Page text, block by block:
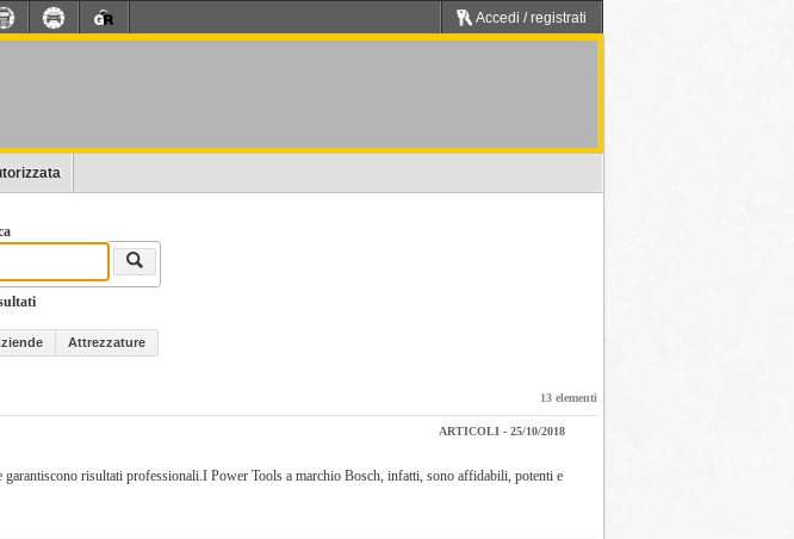
Accedi / registrati
Attrezzature
13 elementi
ARTICOLI - 25/10/2018
risultati professionali.I Power Tools a marchio Bosch, infatti, sono affidabili, potenti e